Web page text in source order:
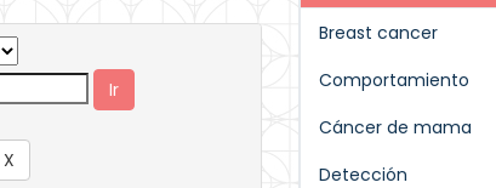
Breast cancer
Comportamiento
Cáncer de mama
Detección